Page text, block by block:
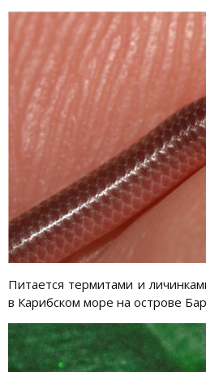
Питается термитами и
в Карибском море на острове